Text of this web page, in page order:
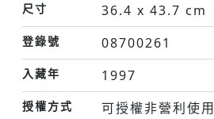
尺寸 36.4 x 43.7 cm
登錄號 08700261
入藏年 1997
授權方式 可授權非營利使用